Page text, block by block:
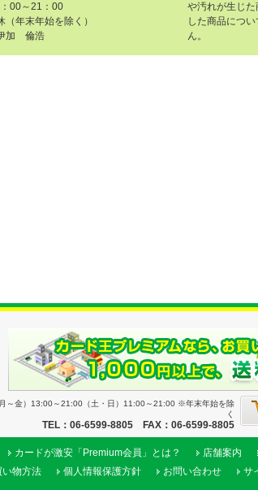
00～21：00
（年末年始を除く）
加 倫浩
や汚れが生じ
した商品につ
ん。
～金）13:00～21:00（土・日）11:00～21:00 ※年末年始を除
く
TEL：06-6599-8805 FAX：06-6599-8805
カードが激安「Premium会員」とは？ 店舗案内
い物方法 個人情報保護方針 お問い合わせ サ